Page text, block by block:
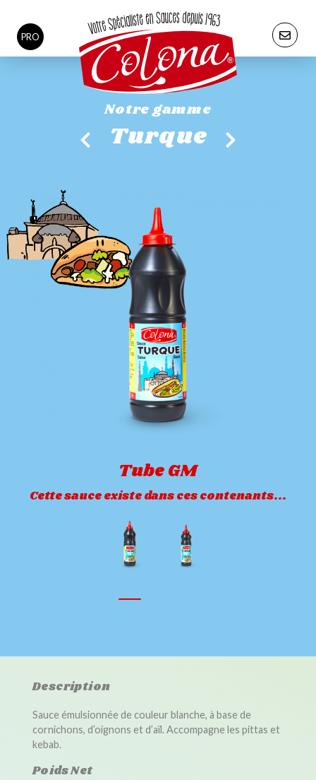
PRO
Notre gamme
Turque
Tube GM
Cette sauce existe dans ces contenants...
Description
Sauce émulsionnée de couleur blanche, à base de
cornichons, d’oignons et d’aïl. Accompagne les pittas et
kebab.
Poids Net